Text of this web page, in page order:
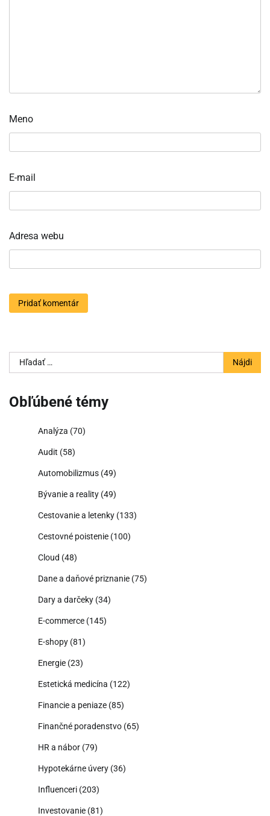
Meno
E-mail
Adresa webu
Hľadať:
Obľúbené témy
Analýza (70)
Audit (58)
Automobilizmus (49)
Bývanie a reality (49)
Cestovanie a letenky (133)
Cestovné poistenie (100)
Cloud (48)
Dane a daňové priznanie (75)
Dary a darčeky (34)
E-commerce (145)
E-shopy (81)
Energie (23)
Estetická medicína (122)
Financie a peniaze (85)
Finančné poradenstvo (65)
HR a nábor (79)
Hypotekárne úvery (36)
Influenceri (203)
Investovanie (81)